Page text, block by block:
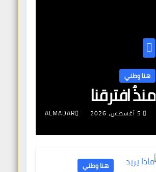
هنا وطني
منذُ افترقنا
5 أغسطس، 2026 ALMADAR
هنا وطني